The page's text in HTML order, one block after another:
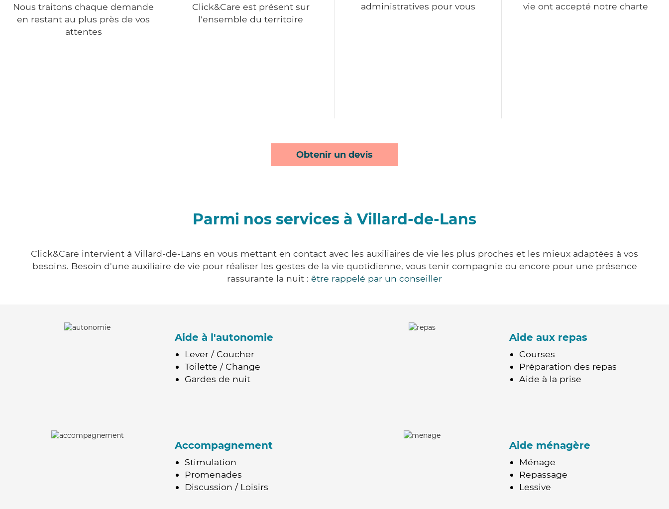
Nous traitons chaque demande
en restant au plus près de vos
attentes
Click&Care est présent sur
l'ensemble du territoire
administratives pour vous
vie ont accepté notre charte
Obtenir un devis
Parmi nos services à Villard-de-Lans
Click&Care intervient à Villard-de-Lans en vous mettant en contact avec les auxiliaires de vie les plus proches et les mieux adaptées à vos
besoins. Besoin d'une auxiliaire de vie pour réaliser les gestes de la vie quotidienne, vous tenir compagnie ou encore pour une présence
rassurante la nuit : être rappelé par un conseiller
Aide à l'autonomie
Lever / Coucher
Toilette / Change
Gardes de nuit
Aide aux repas
Courses
Préparation des repas
Aide à la prise
Accompagnement
Stimulation
Promenades
Discussion / Loisirs
Aide ménagère
Ménage
Repassage
Lessive